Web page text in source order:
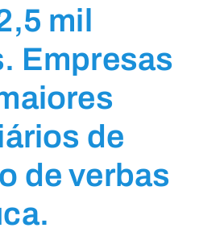
mil
Empresas
de
de verbas